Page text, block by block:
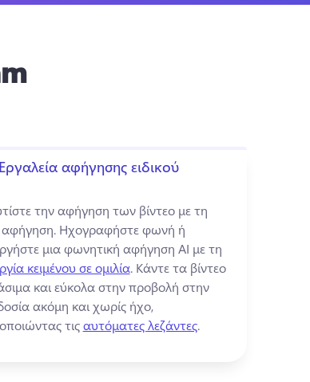
Εργαλεία αφήγησης ειδικού
την αφήγηση των βίντεο με τη
Ηχογραφήστε φωνή ή
μια φωνητική αφήγηση AI με τη
κειμένου σε ομιλία. Κάντε τα βίντεο
και εύκολα στην προβολή στην
ακόμη και χωρίς ήχο,
τις αυτόματες λεζάντες.